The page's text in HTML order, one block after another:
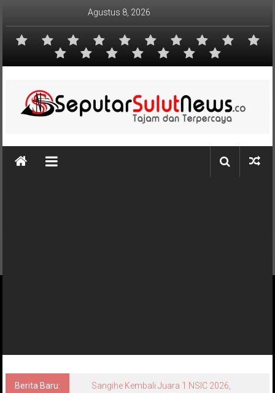
Agustus 8, 2026
Berita Baru:
Sangihe Kembali Juara 1 NSIC 2026,